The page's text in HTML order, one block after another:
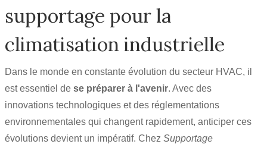
supportage pour la
climatisation industrielle
Dans le monde en constante évolution du secteur HVAC, il
est essentiel de se préparer à l'avenir. Avec des
innovations technologiques et des réglementations
environnementales qui changent rapidement, anticiper ces
évolutions devient un impératif. Chez Supportage